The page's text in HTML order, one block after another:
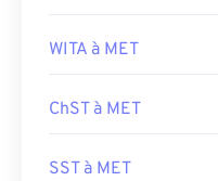
WITA à MET
ChST à MET
SST à MET